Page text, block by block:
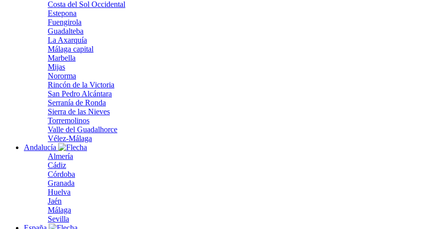
Costa del Sol Occidental
Estepona
Fuengirola
Guadalteba
La Axarquía
Málaga capital
Marbella
Mijas
Nororma
Rincón de la Victoria
San Pedro Alcántara
Serranía de Ronda
Sierra de las Nieves
Torremolinos
Valle del Guadalhorce
Vélez-Málaga
Andalucía
Almería
Cádiz
Córdoba
Granada
Huelva
Jaén
Málaga
Sevilla